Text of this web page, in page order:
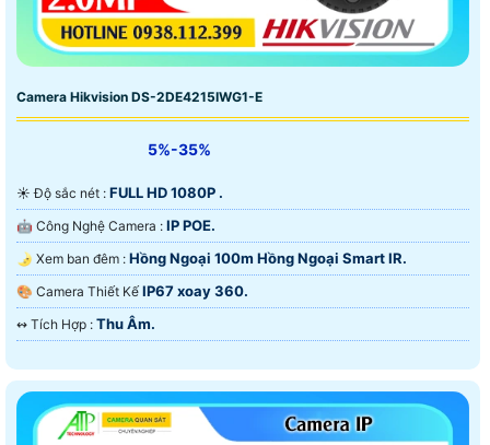
Camera Hikvision DS-2DE4215IWG1-E
5%-35%
☀️ Độ sắc nét : FULL HD 1080P .
🤖️ Công Nghệ Camera : IP POE.
🌛 Xem ban đêm : Hồng Ngoại 100m Hồng Ngoại Smart IR.
🎨 Camera Thiết Kế IP67 xoay 360.
️↭ Tích Hợp : Thu Âm.